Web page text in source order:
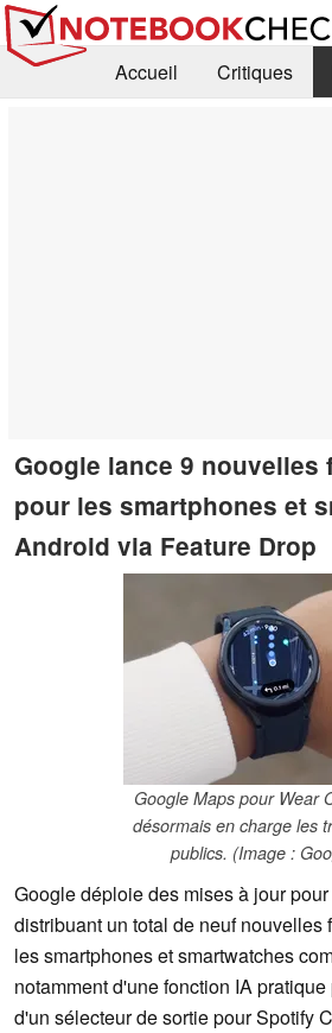
Accueil Critiques
Google lance 9
pour les smartphones et
Android via Feature Drop
Google Maps pour Wear
désormais en charge les
publics. (Image :
Google déploie des mises à jour
distribuant un total de neuf nouvelles
les smartphones et smartwatches
notamment d'une fonction IA
d'un sélecteur de sortie pour Spotify